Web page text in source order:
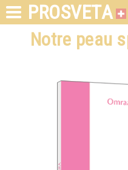
PROSVETA
Notre peau